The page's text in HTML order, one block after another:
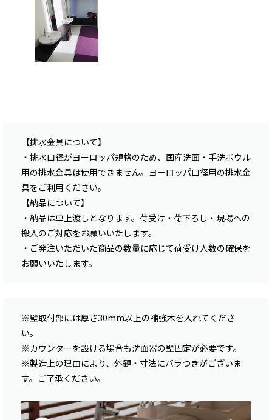
【排水金具について】
・排水口径がヨーロッパ規格のため、国産洗面・手洗ボウル
用の排水金具は使用できません。ヨーロッパ口径用の排水金
具をご利用ください。
【納品について】
・納品は車上渡しとなります。荷受け・荷下ろし・現場への
搬入のご対応をお願いいたします。
・ご発注いただいた商品の数量に応じて荷受け人数の確保を
お願いいたします。
※壁取付部には厚さ30mm以上の補強木を入れてくださ
い。
※カウンターを設ける場合も洗面器の壁固定が必要です。
※製造上の理由により、外観・寸法にバラつきがございま
す。ご了承ください。